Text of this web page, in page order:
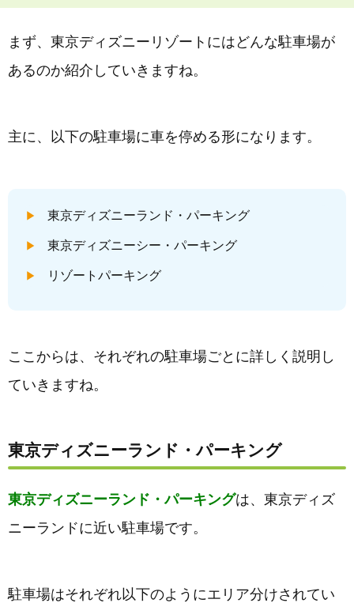
まず、東京ディズニーリゾートにはどんな駐車場が
あるのか紹介していきますね。
主に、以下の駐車場に車を停める形になります。
東京ディズニーランド・パーキング
東京ディズニーシー・パーキング
リゾートパーキング
ここからは、それぞれの駐車場ごとに詳しく説明し
ていきますね。
東京ディズニーランド・パーキング
東京ディズニーランド・パーキングは、東京ディズ
ニーランドに近い駐車場です。
駐車場はそれぞれ以下のようにエリア分けされてい